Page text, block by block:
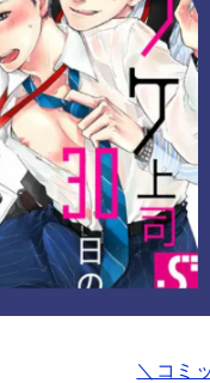
＼コミ